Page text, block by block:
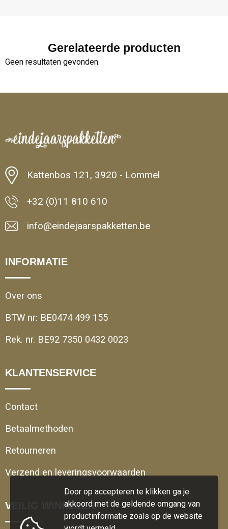
Gerelateerde producten
Geen resultaten gevonden.
Kattenbos 121, 3920 - Lommel
+32 (0)11 810 610
info@eindejaarspakketten.be
INFORMATIE
Over ons
BTW nr: BE0474 499 155
Rek. nr. BE92 7350 0432 0023
KLANTENSERVICE
Contact
Betaalmethoden
Retourneren
Verzend en leveringsvoorwaarden
VEILIG WINKELEN
Door op accepteren te klikken ga je
akkoord met de geldende omgang van
productinformatie zoals op de website